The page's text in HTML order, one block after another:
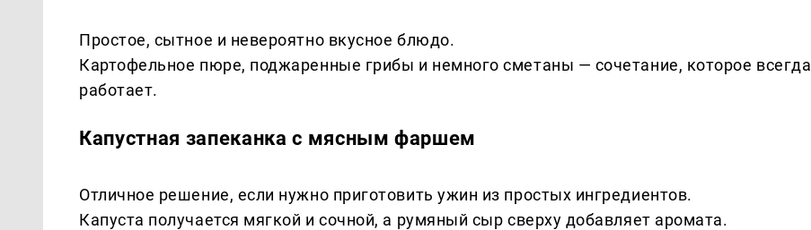
Простое, сытное и невероятно вкусное блюдо.
Картофельное пюре, поджаренные грибы и немного сметаны — сочетание, которое всегда
работает.
Капустная запеканка с мясным фаршем
Отличное решение, если нужно приготовить ужин из простых ингредиентов.
Капуста получается мягкой и сочной, а румяный сыр сверху добавляет аромата.